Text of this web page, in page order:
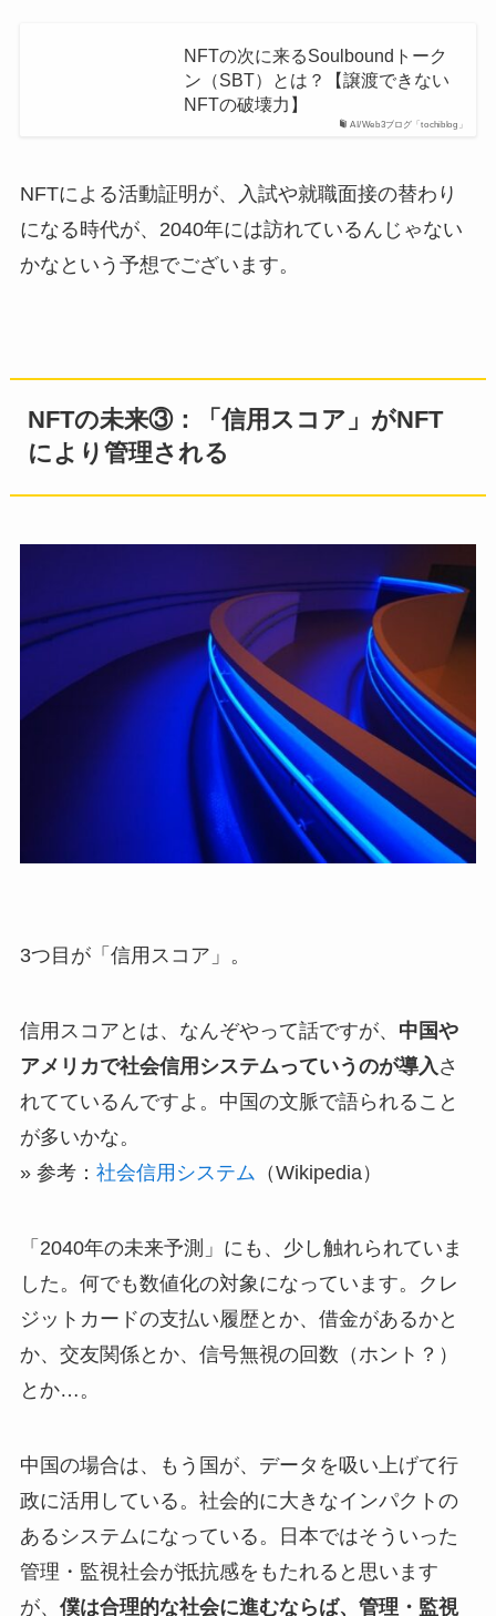
AI/Web3ブログ「tochiblog」
NFTの次に来るSoulboundトーク
ン（SBT）とは？【譲渡できない
NFTの破壊力】
NFTによる活動証明が、入試や就職面接の替わり
になる時代が、2040年には訪れているんじゃない
かなという予想でございます。
NFTの未来③：「信用スコア」がNFT
により管理される
3つ目が「信用スコア」。
信用スコアとは、なんぞやって話ですが、 中国や
アメリカで社会信用システムっていうのが導入さ
れてているんですよ。中国の文脈で語られること
が多いかな。
» 参考： 社会信用システム （Wikipedia）
「2040年の未来予測」にも、少し触れられていま
した。何でも数値化の対象になっています。クレ
ジットカードの支払い履歴とか、借金があるかと
か、交友関係とか、信号無視の回数（ホント？）
とか…。
中国の場合は、もう国が、データを吸い上げて行
政に活用している。社会的に大きなインパクトの
あるシステムになっている。日本ではそういった
管理・監視社会が抵抗感をもたれると思います
が、 僕は合理的な社会に進むならば、管理・監視